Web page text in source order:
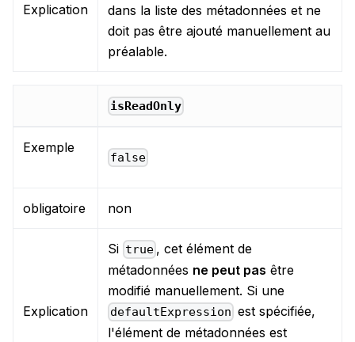
Explication
dans la liste des métadonnées et ne
doit pas être ajouté manuellement au
préalable.
isReadOnly
Exemple
false
obligatoire non
Explication
Si true , cet élément de
métadonnées ne peut pas être
modifié manuellement. Si une
defaultExpression est spécifiée,
l'élément de métadonnées est